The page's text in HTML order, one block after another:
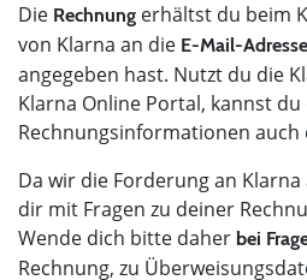
Die Rechnung erhältst du beim
von Klarna an die E-Mail-Adresse
angegeben hast. Nutzt du die
Klarna Online Portal, kannst du
Rechnungsinformationen auch
Da wir die Forderung an
dir mit Fragen zu deiner
Wende dich bitte daher bei
Rechnung, zu